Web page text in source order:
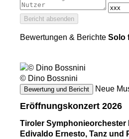
Bericht absenden
Bewertungen & Berichte Solo
© Dino Bossnini
Bewertung und Bericht Neue
Eröffnungskonzert 2026
Tiroler Symphonieorchester
Edivaldo Ernesto, Tanz und